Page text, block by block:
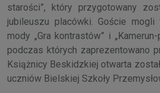
starości”, który przygotowany
jubileuszu placówki. Goście
mody „Gra kontrastów” i
podczas których zaprezentowano
Książnicy Beskidzkiej otwarta
uczniów Bielskiej Szkoły